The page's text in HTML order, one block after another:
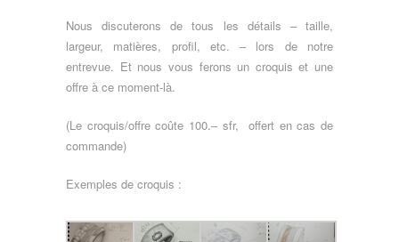
Nous discuterons de tous les détails – taille,
largeur, matières, profil, etc. – lors de notre
entrevue. Et nous vous ferons un croquis et une
offre à ce moment-là.
(Le croquis/offre coûte 100.– sfr, offert en cas de
commande)
Exemples de croquis :